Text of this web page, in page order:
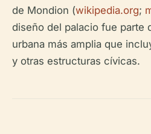
de Mondion (wikipedia.org;
diseño del palacio fue parte
urbana más amplia que
y otras estructuras cívicas.